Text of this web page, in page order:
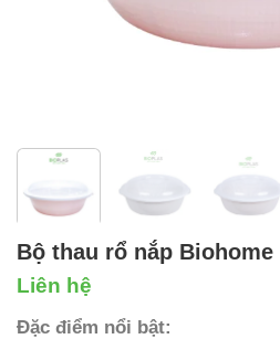
Bộ thau rổ nắp Biohome
Liên hệ
Đặc điểm nổi bật: